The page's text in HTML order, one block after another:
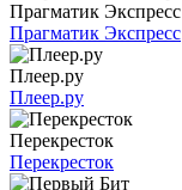
Прагматик Экспресс
Прагматик Экспресс
Плеер.ру
Плеер.ру
Перекресток
Перекресток